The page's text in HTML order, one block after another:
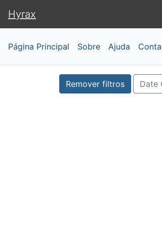
Hyrax
Hyrax
Página Principal Sobre Ajuda
Busca
Busca
Remover filtros
Filtragem por: Date